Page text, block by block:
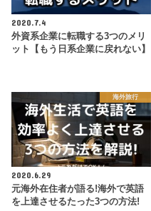
2020.7.4
外資系企業に転職する3つのメリ
ット【もう日系企業に戻れない】
海外旅行
2020.6.29
元海外在住者が語る!海外で英語
を上達させるたった3つの方法!